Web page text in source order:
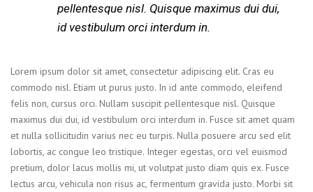
pellentesque nisl. Quisque maximus dui dui,
id vestibulum orci interdum in.
Lorem ipsum dolor sit amet, consectetur adipiscing elit. Cras eu
commodo nisl. Etiam ut purus justo. In id ante commodo, eleifend
felis non, cursus orci. Nullam suscipit pellentesque nisl. Quisque
maximus dui dui, id vestibulum orci interdum in. Fusce sit amet quam
et nulla sollicitudin varius nec eu turpis. Nulla posuere arcu sed elit
lobortis, ac congue leo tristique. Integer egestas, orci vel euismod
pretium, dolor lacus mollis mi, ut volutpat justo diam quis ex. Fusce
lectus arcu, vehicula non risus ac, fermentum gravida justo. Morbi sit